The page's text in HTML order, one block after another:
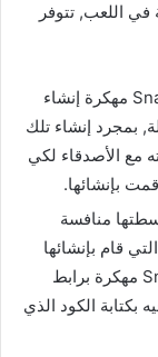
في اللعب, تتوفر
يمكنك بعد تحميل لعبة Snake.io مهكرة إنشاء
بمجرد إنشاء تلك
مع الأصدقاء لكي
بإنشائها.
منافسة
قام بإنشائها
أحد الأصدقاء, حيث تتوفر في لعبة Snake.io مهكرة برابط
بكتابة الكود الذي